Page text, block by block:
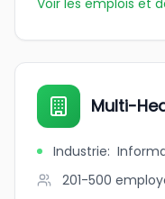
Voir les emplois et
Multi-
Industrie:
201-500